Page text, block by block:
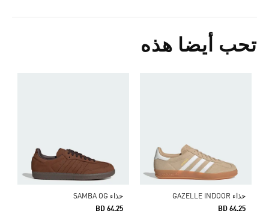
تحب أيضا هذه
حذاء GAZELLE INDOOR
BD 64.25
حذاء SAMBA OG
BD 64.25